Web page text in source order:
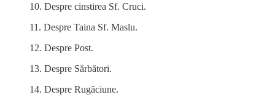
10. Despre cinstirea Sf. Cruci.
11. Despre Taina Sf. Maslu.
12. Despre Post.
13. Despre Sărbători.
14. Despre Rugăciune.